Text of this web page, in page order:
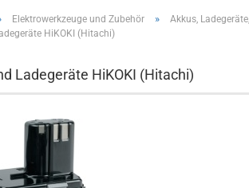
Elektrowerkzeuge und Zubehör » Akkus,
HiKOKI (Hitachi)
Ladegeräte HiKOKI (Hitachi)